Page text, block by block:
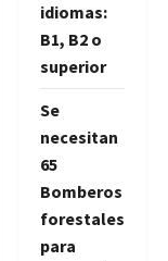
idiomas:
B1, B2 o
superior
Se
necesitan
65
Bomberos
forestales
para